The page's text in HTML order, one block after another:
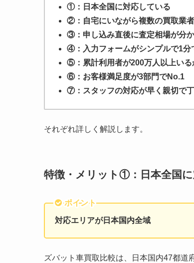
①：日本全国に対応している
②：自宅にいながら複数の買取業
③：申し込み直後に査定相場が分
④：入力フォームがシンプルで1分
⑤：累計利用者が200万人以上いる
⑥：お客様満足度が3部門でNo.1
⑦：スタッフの対応が早く親切で
それぞれ詳しく解説します。
特徴・メリット①：日本全国
ポイント
対応エリアが日本国内全域
ズバット車買取比較は、日本国内47都道